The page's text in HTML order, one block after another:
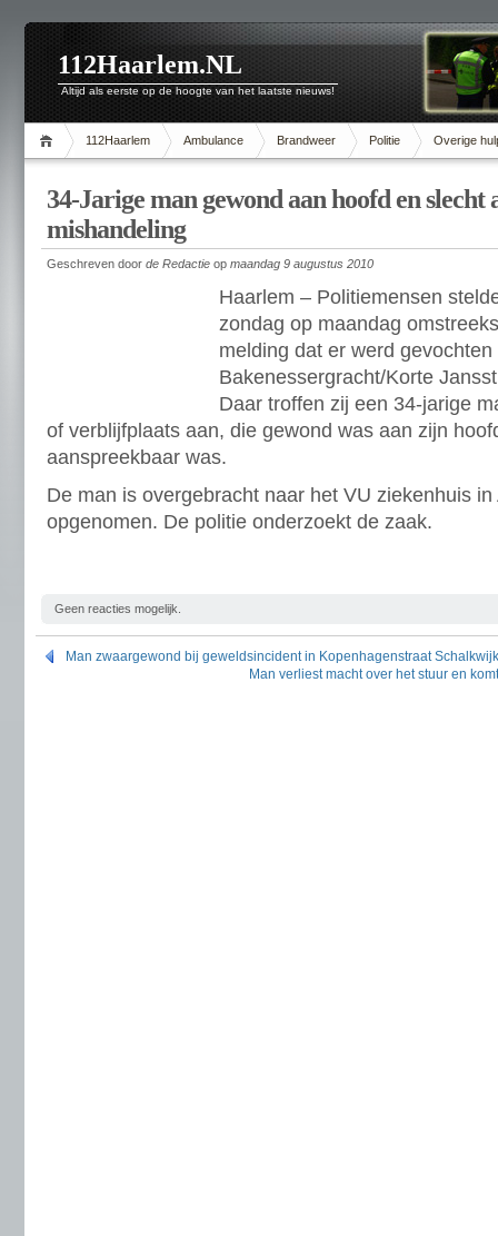
112Haarlem.NL
Altijd als eerste op de hoogte van het laatste nieuws!
112Haarlem Ambulance Brandweer Politie Overige
34-Jarige man gewond aan hoofd en slecht
mishandeling
Geschreven door de Redactie op maandag 9 augustus 2010
Haarlem – Politiemensen
zondag op maandag
melding dat er werd
Bakenessergracht/Korte
Daar troffen zij een 34-jarige
of verblijfplaats aan, die gewond was aan zijn
aanspreekbaar was.
De man is overgebracht naar het VU ziekenhuis
opgenomen. De politie onderzoekt de zaak.
Geen reacties mogelijk.
Man zwaargewond bij geweldsincident in Kopenhagenstraat Schalkwijk
Man verliest macht over het stuur en